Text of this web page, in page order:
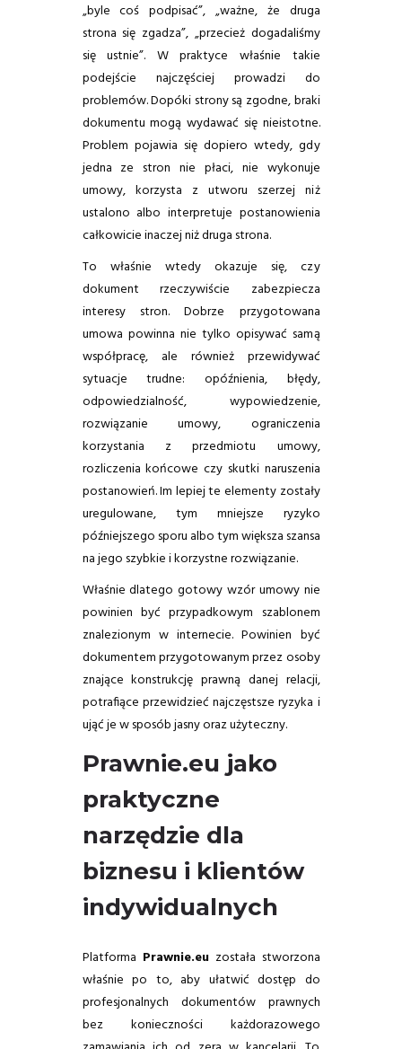
„byle coś podpisać”, „ważne, że druga
strona się zgadza”, „przecież dogadaliśmy
się ustnie”. W praktyce właśnie takie
podejście najczęściej prowadzi do
problemów. Dopóki strony są zgodne, braki
dokumentu mogą wydawać się nieistotne.
Problem pojawia się dopiero wtedy, gdy
jedna ze stron nie płaci, nie wykonuje
umowy, korzysta z utworu szerzej niż
ustalono albo interpretuje postanowienia
całkowicie inaczej niż druga strona.
To właśnie wtedy okazuje się, czy
dokument rzeczywiście zabezpiecza
interesy stron. Dobrze przygotowana
umowa powinna nie tylko opisywać samą
współpracę, ale również przewidywać
sytuacje trudne: opóźnienia, błędy,
odpowiedzialność, wypowiedzenie,
rozwiązanie umowy, ograniczenia
korzystania z przedmiotu umowy,
rozliczenia końcowe czy skutki naruszenia
postanowień. Im lepiej te elementy zostały
uregulowane, tym mniejsze ryzyko
późniejszego sporu albo tym większa szansa
na jego szybkie i korzystne rozwiązanie.
Właśnie dlatego gotowy wzór umowy nie
powinien być przypadkowym szablonem
znalezionym w internecie. Powinien być
dokumentem przygotowanym przez osoby
znające konstrukcję prawną danej relacji,
potrafiące przewidzieć najczęstsze ryzyka i
ująć je w sposób jasny oraz użyteczny.
Prawnie.eu jako
praktyczne
narzędzie dla
biznesu i klientów
indywidualnych
Platforma Prawnie.euzostała stworzona
właśnie po to, aby ułatwić dostęp do
profesjonalnych dokumentów prawnych
bez konieczności każdorazowego